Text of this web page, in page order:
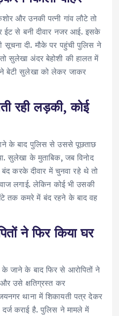
और उनकी पत्नी गांव लौटे तो
ईट से बनी दीवार नजर आई. इसके
सूचना दी. मौके पर पहुंची पुलिस ने
सुलेखा अंदर बेहोशी की हालत में
बेटी सुलेखा को लेकर जाकर
रही लड़की, कोई
के बाद पुलिस से उससे पूछताछ
सुलेखा के मुताबिक, जब विनोद
करके दीवार में चुनवा रहे थे तो
लगाई. लेकिन कोई भी उसकी
तक कमरे में बंद रहने के बाद वह
ने फिर किया घर
जाने के बाद फिर से आरोपितों ने
उसे क्षतिग्रस्त कर
थाना में शिकायती पत्र देकर
कराई है. पुलिस ने मामले में